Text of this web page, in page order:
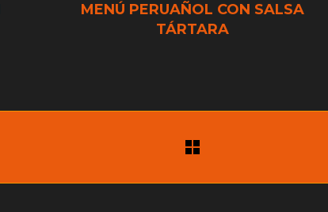
MENÚ PERUAÑOL CON SALSA
TÁRTARA